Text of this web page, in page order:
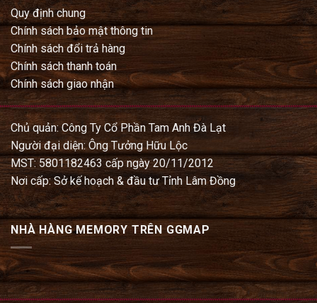
Quy định chung
Chính sách bảo mật thông tin
Chính sách đổi trả hàng
Chính sách thanh toán
Chính sách giao nhận
Chủ quản: Công Ty Cổ Phần Tam Anh Đà Lạt
Người đại diện: Ông Tưởng Hữu Lộc
MST: 5801182463 cấp ngày 20/11/2012
Nơi cấp: Sở kế hoạch & đầu tư Tỉnh Lâm Đồng
NHÀ HÀNG MEMORY TRÊN GGMAP